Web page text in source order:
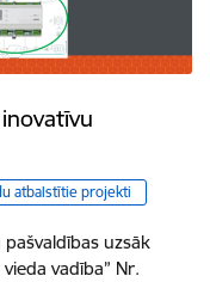
atbalstītie projekti
uzsāk
vadība” Nr.